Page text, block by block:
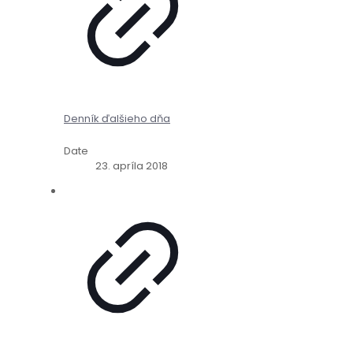
Denník ďalšieho dňa
Date
23. apríla 2018